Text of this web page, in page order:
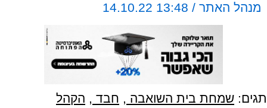
מנהל האתר / 13:48 14.10.22
תגים: שמחת בית השואבה , חבד , הקהל